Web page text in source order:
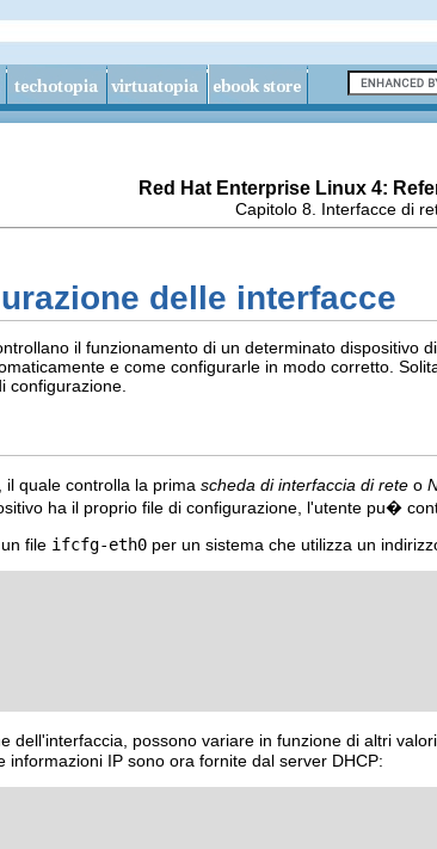
Red Hat Enterprise Linux 4:
Capitolo 8. Interfacce di
delle interfacce
il funzionamento di un determinato dispositivo
e come configurarle in modo corretto.
configurazione.
, il quale controlla la prima scheda di interfaccia di rete o
ha il proprio file di configurazione, l'utente pu�
file ifcfg-eth0 per un sistema che utilizza un
dell'interfaccia, possono variare in funzione di altri
IP sono ora fornite dal server DHCP: